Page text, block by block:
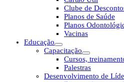
Clube de
Planos de Saúde
Planos
Vacinas
Educação
Capacitação
Cursos,
Palestras
Desenvolvimento de